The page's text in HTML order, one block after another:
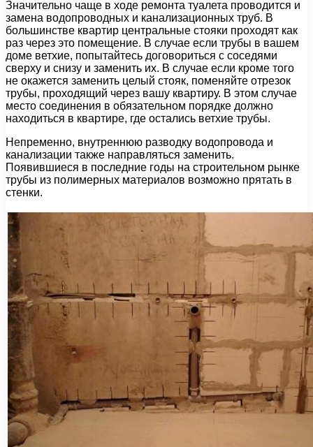
Значительно чаще в ходе ремонта туалета проводится и
замена водопроводных и канализационных труб. В
большинстве квартир центральные стояки проходят как
раз через это помещение. В случае если трубы в вашем
доме ветхие, попытайтесь договориться с соседями
сверху и снизу и заменить их. В случае если кроме того
не окажется заменить целый стояк, поменяйте отрезок
трубы, проходящий через вашу квартиру. В этом случае
место соединения в обязательном порядке должно
находиться в квартире, где остались ветхие трубы.
Непременно, внутреннюю разводку водопровода и
канализации также направляться заменить.
Появившиеся в последние годы на строительном рынке
трубы из полимерных материалов возможно прятать в
стенки.